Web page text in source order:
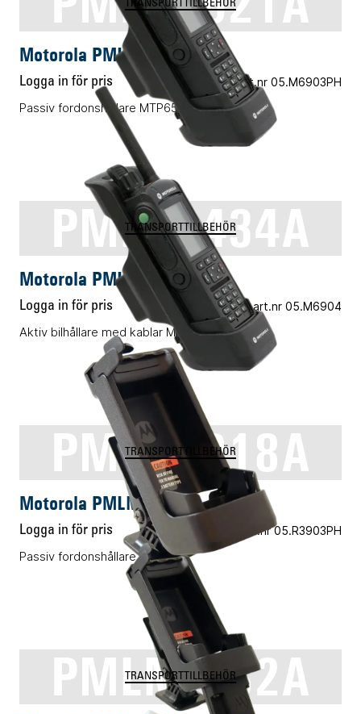
TRANSPORTTILLBEHÖR
Motorola PMLN6521A
Logga in för pris Vårt art.nr 05.M6903PH
Passiv fordonshållare MTP6550/6750
PMLN6434A
TRANSPORTTILLBEHÖR
Motorola PMLN6434A
Logga in för pris Vårt art.nr 05.M6904
Aktiv bilhållare med kablar MTP6XXX
PMLN7018A
TRANSPORTTILLBEHÖR
Motorola PMLN7018A
Logga in för pris Vårt art.nr 05.R3903PH
Passiv fordonshållare MTP3xxx
PMLN6182A
TRANSPORTTILLBEHÖR